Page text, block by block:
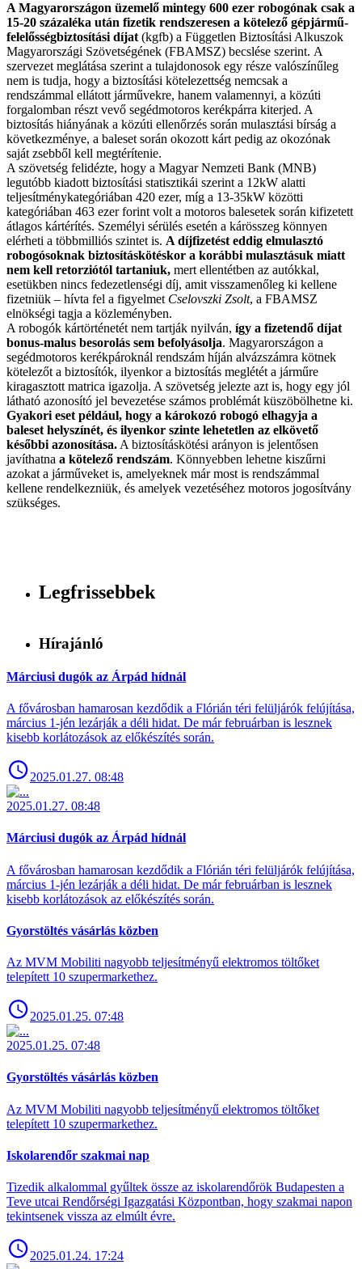
A Magyarországon üzemelő mintegy 600 ezer robogónak csak a
15-20 százaléka után fizetik rendszeresen a kötelező gépjármű-
felelősségbiztosítási díjat (kgfb) a Független Biztosítási Alkuszok
Magyarországi Szövetségének (FBAMSZ) becslése szerint. A
szervezet meglátása szerint a tulajdonosok egy része valószínűleg
nem is tudja, hogy a biztosítási kötelezettség nemcsak a
rendszámmal ellátott járművekre, hanem valamennyi, a közúti
forgalomban részt vevő segédmotoros kerékpárra kiterjed. A
biztosítás hiányának a közúti ellenőrzés során mulasztási bírság a
következménye, a baleset során okozott kárt pedig az okozónak
saját zsebből kell megtérítenie.
A szövetség felidézte, hogy a Magyar Nemzeti Bank (MNB)
legutóbb kiadott biztosítási statisztikái szerint a 12kW alatti
teljesítménykategóriában 420 ezer, míg a 13-35kW közötti
kategóriában 463 ezer forint volt a motoros balesetek során kifizetett
átlagos kártérítés. Személyi sérülés esetén a kárösszeg könnyen
elérheti a többmilliós szintet is. A díjfizetést eddig elmulasztó
robogósoknak biztosításkötéskor a korábbi mulasztásuk miatt
nem kell retorziótól tartaniuk, mert ellentétben az autókkal,
esetükben nincs fedezetlenségi díj, amit visszamenőleg ki kellene
fizetniük – hívta fel a figyelmet Cselovszki Zsolt, a FBAMSZ
elnökségi tagja a közleményben.
A robogók kártörténetét nem tartják nyilván, így a fizetendő díjat
bonus-malus besorolás sem befolyásolja. Magyarországon a
segédmotoros kerékpároknál rendszám híján alvázszámra kötnek
kötelezőt a biztosítók, ilyenkor a biztosítás meglétét a járműre
kiragasztott matrica igazolja. A szövetség jelezte azt is, hogy egy jól
látható azonosító jel bevezetése számos problémát küszöbölhetne ki.
Gyakori eset például, hogy a károkozó robogó elhagyja a
baleset helyszínét, és ilyenkor szinte lehetetlen az elkövető
későbbi azonosítása. A biztosításkötési arányon is jelentősen
javíthatna a kötelező rendszám. Könnyebben lehetne kiszűrni
azokat a járműveket is, amelyeknek már most is rendszámmal
kellene rendelkezniük, és amelyek vezetéséhez motoros jogosítvány
szükséges.
Legfrissebbek
Hírajánló
Márciusi dugók az Árpád hídnál
A fővárosban hamarosan kezdődik a Flórián téri felüljárók felújítása,
március 1-jén lezárják a déli hidat. De már februárban is lesznek
kisebb korlátozások az előkészítés során.
2025.01.27. 08:48
2025.01.27. 08:48
Márciusi dugók az Árpád hídnál
A fővárosban hamarosan kezdődik a Flórián téri felüljárók felújítása,
március 1-jén lezárják a déli hidat. De már februárban is lesznek
kisebb korlátozások az előkészítés során.
Gyorstöltés vásárlás közben
Az MVM Mobiliti nagyobb teljesítményű elektromos töltőket
telepített 10 szupermarkethez.
2025.01.25. 07:48
2025.01.25. 07:48
Gyorstöltés vásárlás közben
Az MVM Mobiliti nagyobb teljesítményű elektromos töltőket
telepített 10 szupermarkethez.
Iskolarendőr szakmai nap
Tizedik alkalommal gyűltek össze az iskolarendőrök Budapesten a
Teve utcai Rendőrségi Igazgatási Központban, hogy szakmai napon
tekintsenek vissza az elmúlt évre.
2025.01.24. 17:24